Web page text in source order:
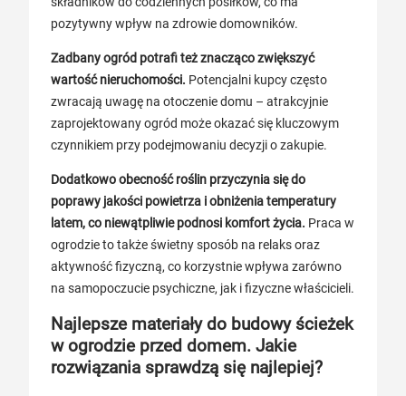
pozytywny wpływ na zdrowie domowników.
Zadbany ogród potrafi też znacząco zwiększyć
wartość nieruchomości. Potencjalni kupcy często
zwracają uwagę na otoczenie domu – atrakcyjnie
zaprojektowany ogród może okazać się kluczowym
czynnikiem przy podejmowaniu decyzji o zakupie.
Dodatkowo obecność roślin przyczynia się do
poprawy jakości powietrza i obniżenia temperatury
latem, co niewątpliwie podnosi komfort życia. Praca w
ogrodzie to także świetny sposób na relaks oraz
aktywność fizyczną, co korzystnie wpływa zarówno
na samopoczucie psychiczne, jak i fizyczne właścicieli.
Najlepsze materiały do budowy ścieżek
w ogrodzie przed domem. Jakie
rozwiązania sprawdzą się najlepiej?